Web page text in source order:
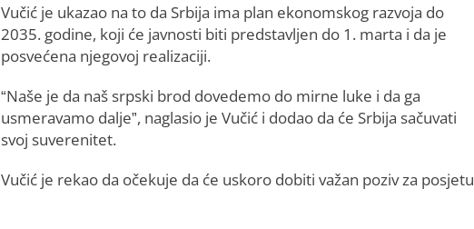
Vučić je ukazao na to da Srbija ima plan ekonomskog razvoja do
2035. godine, koji će javnosti biti predstavljen do 1. marta i da je
posvećena njegovoj realizaciji.
“Naše je da naš srpski brod dovedemo do mirne luke i da ga
usmeravamo dalje”, naglasio je Vučić i dodao da će Srbija sačuvati
svoj suverenitet.
Vučić je rekao da očekuje da će uskoro dobiti važan poziv za posjetu